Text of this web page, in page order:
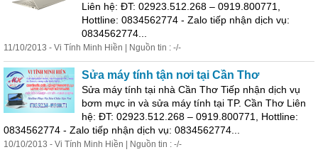
Liên hệ: ĐT: 02923.512.268 – 0919.800771,
Hottline: 0834562774 - Zalo tiếp nhận dịch vụ:
0834562774...
11/10/2013 - Vi Tính Minh Hiền | Nguồn tin : -/-
Sửa máy tính tận nơi tại Cần Thơ
Sửa máy tính tại nhà Cần Thơ Tiếp nhận dịch vụ
bơm mực in và sửa máy tính tại TP. Cần Thơ Liên
hệ: ĐT: 02923.512.268 – 0919.800771, Hottline:
0834562774 - Zalo tiếp nhận dịch vụ: 0834562774...
10/10/2013 - Vi Tính Minh Hiền | Nguồn tin : -/-